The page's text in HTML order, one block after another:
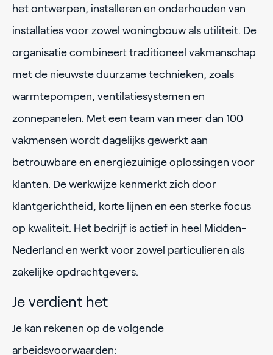
het ontwerpen, installeren en onderhouden van
installaties voor zowel woningbouw als utiliteit. De
organisatie combineert traditioneel vakmanschap
met de nieuwste duurzame technieken, zoals
warmtepompen, ventilatiesystemen en
zonnepanelen. Met een team van meer dan 100
vakmensen wordt dagelijks gewerkt aan
betrouwbare en energiezuinige oplossingen voor
klanten. De werkwijze kenmerkt zich door
klantgerichtheid, korte lijnen en een sterke focus
op kwaliteit. Het bedrijf is actief in heel Midden-
Nederland en werkt voor zowel particulieren als
zakelijke opdrachtgevers.
Je verdient het
Je kan rekenen op de volgende
arbeidsvoorwaarden: